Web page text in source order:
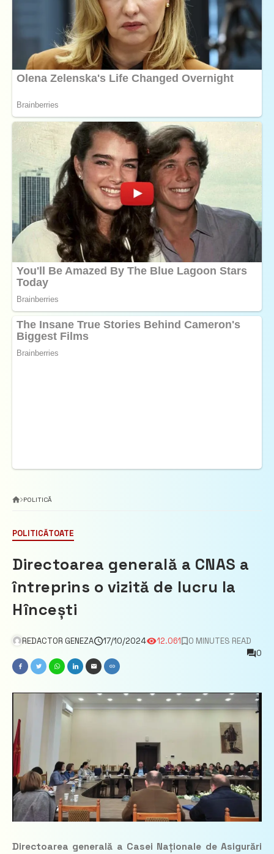
POLITICĂ
POLITICĂTOATE
Directoarea generală a CNAS a
întreprins o vizită de lucru la
Hîncești
REDACTOR GENEZA 17/10/2024 12.061
0 MINUTES READ
0
Directoarea generală a Casei Naționale de Asigurări